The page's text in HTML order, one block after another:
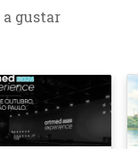
gustar